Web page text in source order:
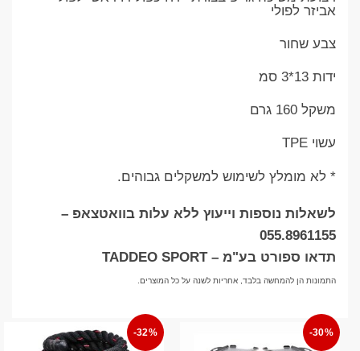
אביזר לפולי
צבע שחור
ידות 13*3 סמ
משקל 160 גרם
עשוי TPE
* לא מומלץ לשימוש למשקלים גבוהים.
לשאלות נוספות וייעוץ ללא עלות בוואטצאפ –
055.8961155
תדאו ספורט בע"מ – TADDEO SPORT
התמונות הן להמחשה בלבד, אחריות לשנה על כל המוצרים.
-30%
-32%